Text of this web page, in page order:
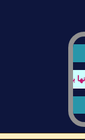
المنتدى او عند